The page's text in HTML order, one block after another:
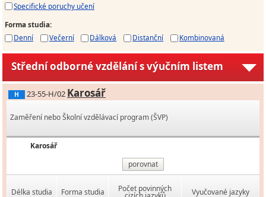
Specifické poruchy učení
Forma studia:
Denní
Večerní Dálková Distanční Kombinovaná
Střední odborné vzdělání s výučním listem
H 23-55-H/02 Karosář
Zaměření nebo Školní vzdělávací program (ŠVP)
Karosář
porovnat
Délka studia Forma studia Počet povinných Vyučované jazyky